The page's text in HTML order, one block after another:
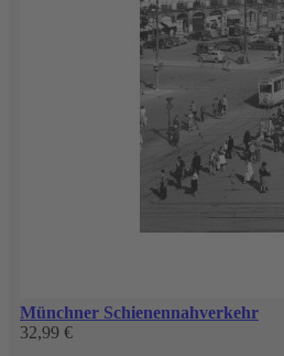
Münchner Schienennahverkehr
32,99 €